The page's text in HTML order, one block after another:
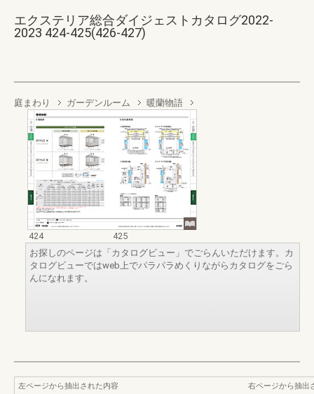
エクステリア総合ダイジェストカタログ2022-
2023 424-425(426-427)
庭まわり ガーデンルーム 暖蘭物語
424
425
お探しのページは「カタログビュー」でごらんいただけます。カ
タログビューではweb上でパラパラめくりながらカタログをごら
んになれます。
左ページから抽出された内容
右ページから抽出